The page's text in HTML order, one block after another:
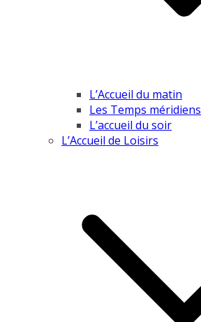
L’Accueil du matin
Les Temps méridiens
L’accueil du soir
L’Accueil de Loisirs